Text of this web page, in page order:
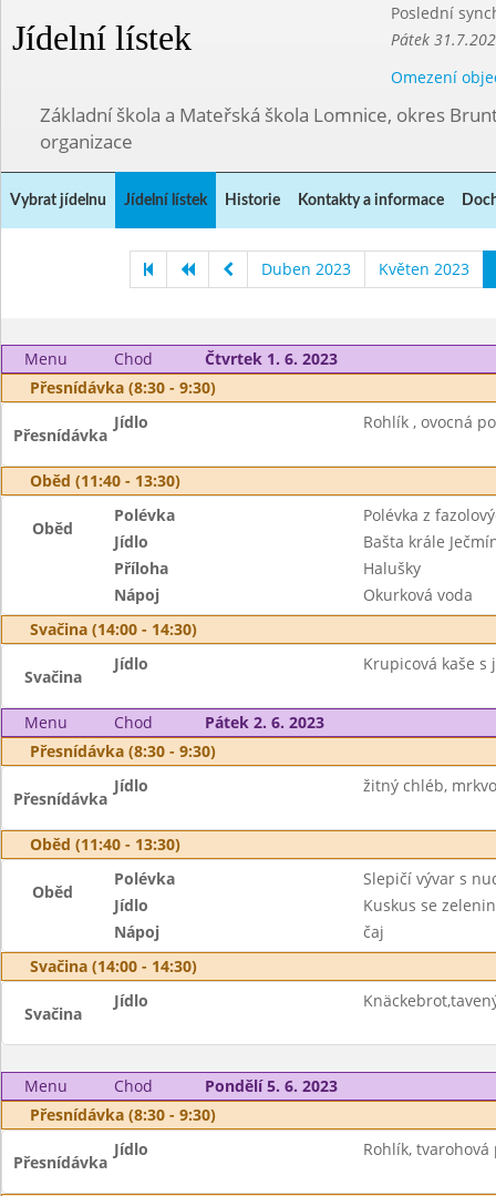
Jídelní lístek
Poslední
Pátek
Omezení
Základní škola a Mateřská škola Lomnice, okres
organizace
Vybrat jídelnu Jídelní lístek Historie Kontakty a informace
Duben 2023 Květen 2023
Menu Chod
Čtvrtek 1. 6. 2023
Přesnídávka (8:30 - 9:30)
Přesnídávka
Jídlo Rohlík , ovocná
Oběd (11:40 - 13:30)
Oběd
Polévka
Polévka z
Jídlo
Bašta krále
Příloha
Halušky
Nápoj
Okurková voda
Svačina (14:00 - 14:30)
Svačina
Jídlo Krupicová kaše s
Menu Chod
Pátek 2. 6. 2023
Přesnídávka (8:30 - 9:30)
Přesnídávka
Jídlo žitný chléb,
Oběd (11:40 - 13:30)
Oběd
Polévka
Slepičí vývar s
Jídlo
Kuskus se
Nápoj
čaj
Svačina (14:00 - 14:30)
Svačina
Jídlo
Menu Chod
Pondělí 5. 6. 2023
Přesnídávka (8:30 - 9:30)
Přesnídávka
Jídlo Rohlík, tvarohová